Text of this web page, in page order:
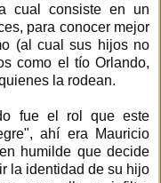
cual consiste en un
para conocer mejor
(al cual sus hijos no
como el tío Orlando,
la rodean.
fue el rol que este
ahí era Mauricio
humilde que decide
la identidad de su hijo